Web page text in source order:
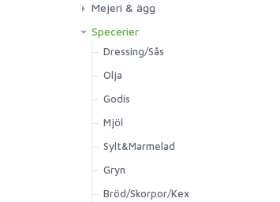
Mejeri & ägg
Specerier
Dressing/Sås
Olja
Godis
Mjöl
Sylt&Marmelad
Gryn
Bröd/Skorpor/Kex